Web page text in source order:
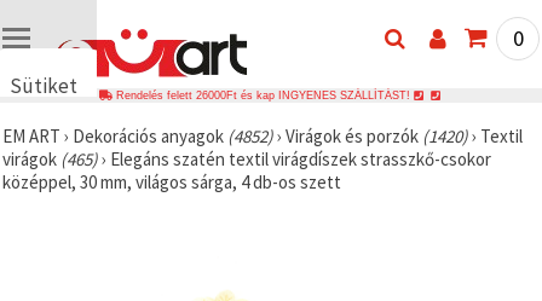
Sütiket
🍪 Cookie-
kat és
hasonló
0
Rendelés felett 26000Ft és kap INGYENES SZÁLLÍTÁST!
EM ART › Dekorációs anyagok (4852)› Virágok és porzók (1420)› Textil
virágok (465)› Elegáns szatén textil virágdíszek strasszkő-csokor
középpel, 30 mm, világos sárga, 4 db-os szett